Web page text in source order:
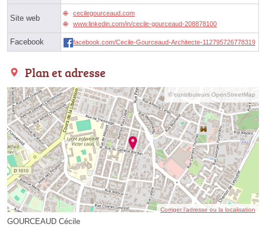
Site web
cecilegourceaud.com
www.linkedin.com/in/cecile-gourceaud-208878100
Facebook facebook.com/Cecile-Gourceaud-Architecte-112795726778319
Plan et adresse
© contributeurs OpenStreetMap
Corriger l’adresse ou la localisation
GOURCEAUD Cécile